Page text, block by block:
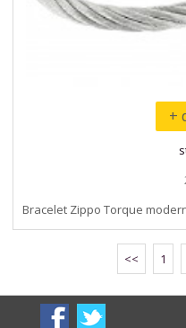
+
Bracelet Zippo Torque
<< 1